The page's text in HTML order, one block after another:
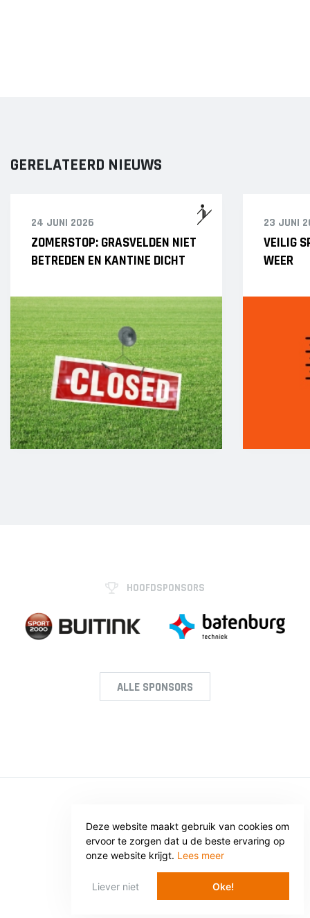
Deze website maakt gebruik van cookies om
ervoor te zorgen dat u de beste ervaring op
onze website krijgt. Lees meer
Liever niet Oke!
GERELATEERD NIEUWS
24 JUNI 2026
ZOMERSTOP: GRASVELDEN NIET
BETREDEN EN KANTINE DICHT
23 JUNI
VEILIG
WEER
HOOFDSPONSORS
ALLE SPONSORS
Privacy
Voorwaarden
WEBSITE: WEBBA BV